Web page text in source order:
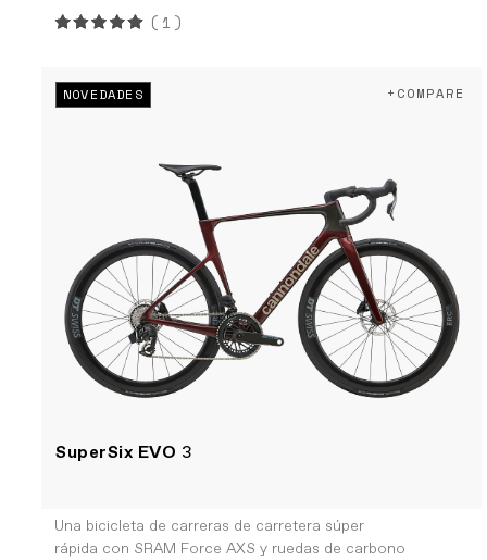
(1)
NOVEDADES
SuperSix EVO 3
+COMPARE
Una bicicleta de carreras de carretera súper
rápida con SRAM Force AXS y ruedas de carbono